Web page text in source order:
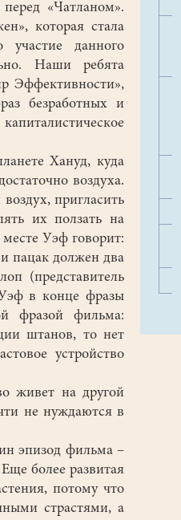
«Чатланом».
которая стала
данного
Наши ребята
Эффективности»,
безработных и
Хануд, куда
воздуха.
пригласить
их ползать на
Уэф говорит:
пацак должен два
(представитель
в конце фразы
фразой фильма:
штанов, то нет
устройство
живет на другой
не нуждаются в
эпизод фильма –
более развитая
потому что
страстями, а